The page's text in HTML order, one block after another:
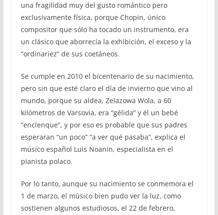
una fragilidad muy del gusto romántico pero
exclusivamente física, porque Chopin, único
compositor que sólo ha tocado un instrumento, era
un clásico que aborrecía la exhibición, el exceso y la
“ordinariez” de sus coetáneos.
Se cumple en 2010 el bicentenario de su nacimiento,
pero sin que esté claro el día de invierno que vino al
mundo, porque su aldea, Zelazowa Wola, a 60
kilómetros de Varsovia, era “gélida” y él un bebé
“enclenque”, y por eso es probable que sus padres
esperaran “un poco” “a ver qué pasaba”, explica el
músico español Luis Noanin, especialista en el
pianista polaco.
Por lo tanto, aunque su nacimiento se conmemora el
1 de marzo, el músico bien pudo ver la luz, como
sostienen algunos estudiosos, el 22 de febrero,